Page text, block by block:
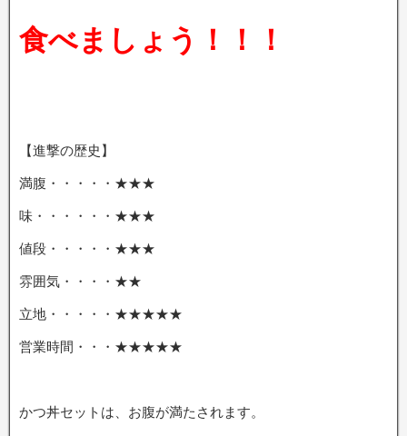
食べましょう！！！
【進撃の歴史】
満腹・・・・・★★★
味・・・・・・★★★
値段・・・・・★★★
雰囲気・・・・★★
立地・・・・・★★★★★
営業時間・・・★★★★★
かつ丼セットは、お腹が満たされます。